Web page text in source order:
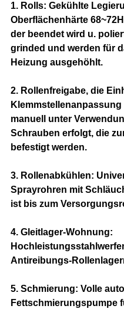
1. Rolls: Gekühlte
Oberflächenhärte
der beendet wird u.
grinded und werden für
Heizung ausgehöhlt.
2. Rollenfreigabe, die
manuell unter
Schrauben erfolgt, die
befestigt werden.
3. Rollenabkühlen:
Sprayrohren mit
ist bis zum
4. Gleitlager-Wohnung:
Antireibungs-
5. Schmierung: Volle
Fettschmierungspumpe